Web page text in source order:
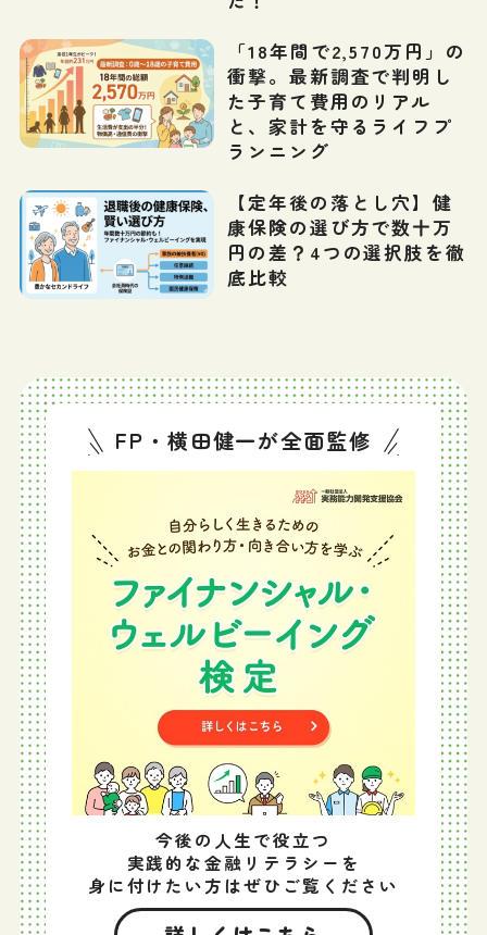
「18年間で2,570万円」の
衝撃。最新調査で判明し
た子育て費用のリアル
と、家計を守るライフプ
ランニング
【定年後の落とし穴】健
康保険の選び方で数十万
円の差？4つの選択肢を徹
底比較
FP・横田健一が全面監修
今後の人生で役立つ
実践的な金融リテラシーを
身に付けたい方はぜひご覧ください